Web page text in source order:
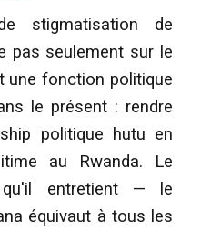
stigmatisation de
pas seulement sur le
une fonction politique
le présent : rendre
politique hutu en
au Rwanda. Le
qu'il entretient — le
équivaut à tous les